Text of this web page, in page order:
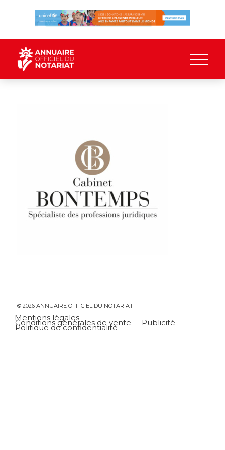
© 2026 ANNUAIRE OFFICIEL DU NOTARIAT
Mentions légales
Conditions générales de vente Publicité
Politique de confidentialité